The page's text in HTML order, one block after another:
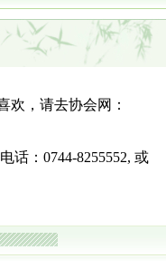
欢，请去协会网：
话：0744-8255552, 或